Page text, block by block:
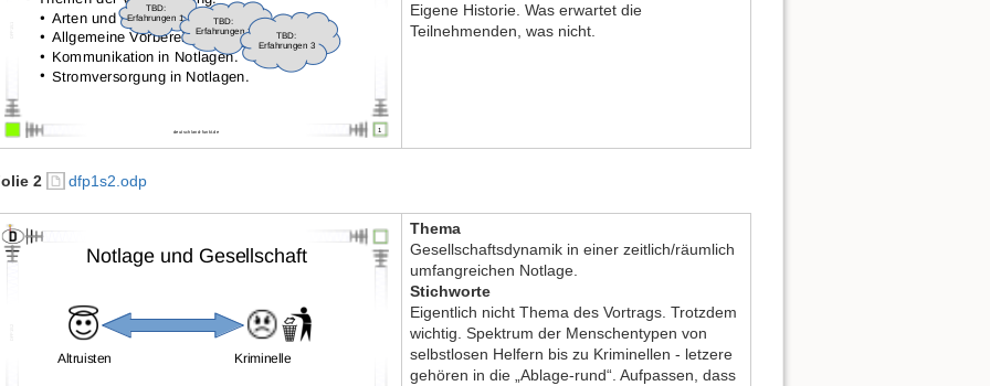
Eigene Historie. Was erwartet die
Teilnehmenden, was nicht.
2 dfp1s2.odp
Thema
Gesellschaftsdynamik in einer zeitlich/räumlich
umfangreichen Notlage.
Stichworte
Eigentlich nicht Thema des Vortrags. Trotzdem
wichtig. Spektrum der Menschentypen von
selbstlosen Helfern bis zu Kriminellen - letzere
gehören in die „Ablage-rund“. Aufpassen, dass